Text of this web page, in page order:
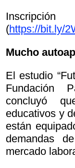
(https://bit.ly/
Mucho
El estudio
Fundación
concluyó
educativos y
están
demandas
mercado